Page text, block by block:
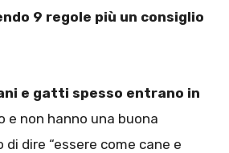
9 regole più un consiglio
e gatti spesso entrano in
e non hanno una buona
di dire “essere come cane e